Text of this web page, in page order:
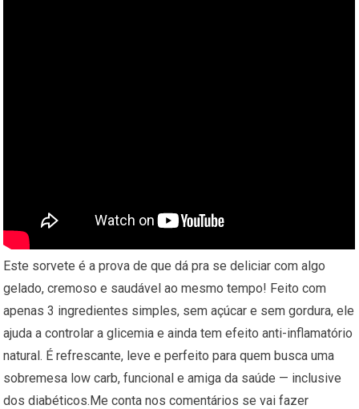
Este sorvete é a prova de que dá pra se deliciar com algo
gelado, cremoso e saudável ao mesmo tempo! Feito com
apenas 3 ingredientes simples, sem açúcar e sem gordura, ele
ajuda a controlar a glicemia e ainda tem efeito anti-inflamatório
natural. É refrescante, leve e perfeito para quem busca uma
sobremesa low carb, funcional e amiga da saúde — inclusive
dos diabéticos.Me conta nos comentários se vai fazer